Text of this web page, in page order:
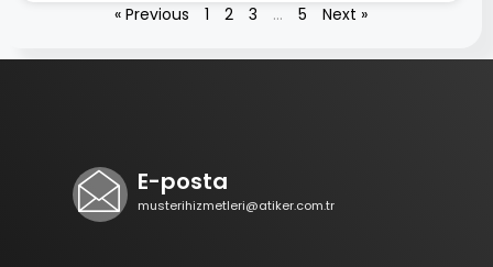
« Previous 1 2 3 … 5 Next »
E-posta
musterihizmetleri@atiker.com.tr